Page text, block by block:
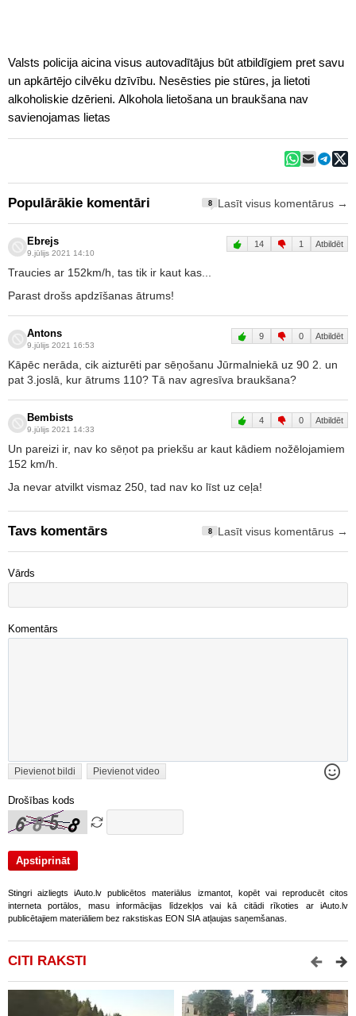
Valsts policija aicina visus autovadītājus būt atbildīgiem pret savu
un apkārtējo cilvēku dzīvību. Nesēsties pie stūres, ja lietoti
alkoholiskie dzērieni. Alkohola lietošana un braukšana nav
savienojamas lietas
Populārākie komentāri 8 Lasīt visus komentārus →
Ebrejs
9.jūlijs 2021 14:10
14 1 Atbildēt
Traucies ar 152km/h, tas tik ir kaut kas...
Parast drošs apdzīšanas ātrums!
Antons
9.jūlijs 2021 16:53
9 0 Atbildēt
Kāpēc nerāda, cik aizturēti par sēņošanu Jūrmalniekā uz 90 2. un
pat 3.joslā, kur ātrums 110? Tā nav agresīva braukšana?
Bembists
9.jūlijs 2021 14:33
4 0 Atbildēt
Un pareizi ir, nav ko sēņot pa priekšu ar kaut kādiem nožēlojamiem
152 km/h.
Ja nevar atvilkt vismaz 250, tad nav ko līst uz ceļa!
Tavs komentārs 8 Lasīt visus komentārus →
Vārds
Komentārs
Pievienot bildi Pievienot video
Drošības kods
Stingri aizliegts iAuto.lv publicētos materiālus izmantot, kopēt vai reproducēt citos
interneta portālos, masu informācijas līdzekļos vai kā citādi rīkoties ar iAuto.lv
publicētajiem materiāliem bez rakstiskas EON SIA atļaujas saņemšanas.
CITI RAKSTI